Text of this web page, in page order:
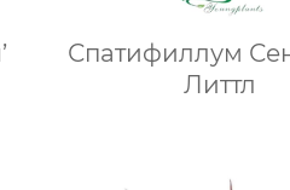
Спатифиллум
Литтл